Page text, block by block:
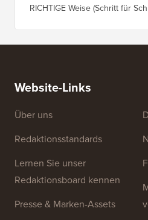
RICHTIGE Weise (Schritt für
Website-Links
Über uns
Redaktionsstandards
Lernen Sie unser
Redaktionsboard kennen
Presse & Marken-Assets